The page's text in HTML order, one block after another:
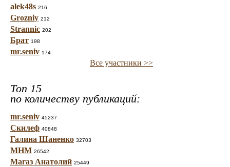
alek48s 216
Grozniy 212
Strannic 202
Брат 198
mr.seniv 174
Все участники >>
Топ 15
по количеству публикаций:
mr.seniv 45237
Скилеф 40848
Галина Шаненко 32703
МНМ 26542
Магаз Анатолий 25449